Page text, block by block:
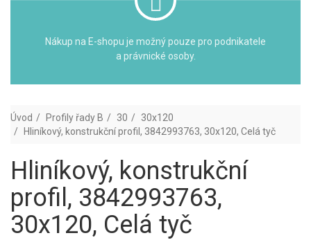
Nákup na E-shopu je možný pouze pro podnikatele
a právnické osoby.
Úvod Profily řady B 30
30x120
Hliníkový, konstrukční profil, 3842993763, 30x120, Celá tyč
Hliníkový, konstrukční
profil, 3842993763,
30x120, Celá tyč